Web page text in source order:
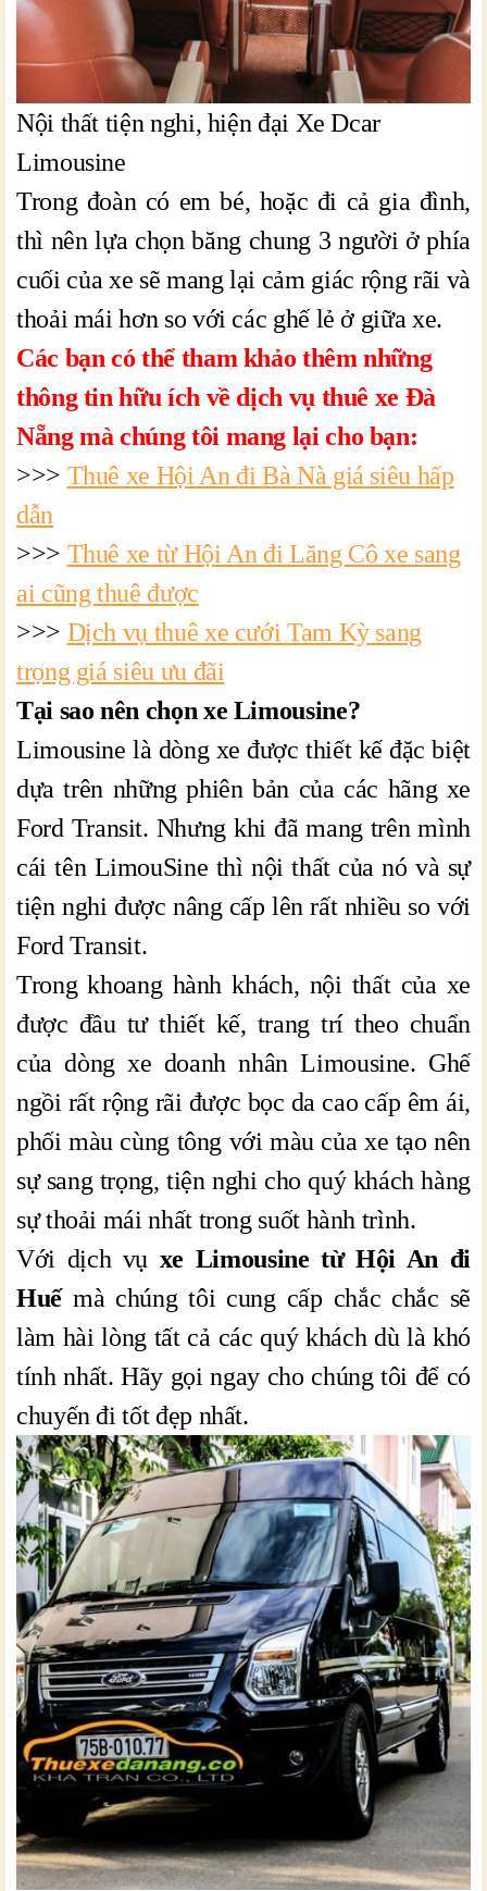
Nội thất tiện nghi, hiện đại Xe Dcar
Limousine
Trong đoàn có em bé, hoặc đi cả gia đình,
thì nên lựa chọn băng chung 3 người ở phía
cuối của xe sẽ mang lại cảm giác rộng rãi và
thoải mái hơn so với các ghế lẻ ở giữa xe.
Các bạn có thể tham khảo thêm những
thông tin hữu ích về dịch vụ thuê xe Đà
Nẵng mà chúng tôi mang lại cho bạn:
>>> Thuê xe Hội An đi Bà Nà giá siêu hấp
dẫn
>>> Thuê xe từ Hội An đi Lăng Cô xe sang
ai cũng thuê được
>>> Dịch vụ thuê xe cưới Tam Kỳ sang
trọng giá siêu ưu đãi
Tại sao nên chọn xe Limousine?
Limousine là dòng xe được thiết kế đặc biệt
dựa trên những phiên bản của các hãng xe
Ford Transit. Nhưng khi đã mang trên mình
cái tên LimouSine thì nội thất của nó và sự
tiện nghi được nâng cấp lên rất nhiều so với
Ford Transit.
Trong khoang hành khách, nội thất của xe
được đầu tư thiết kế, trang trí theo chuẩn
của dòng xe doanh nhân Limousine. Ghế
ngồi rất rộng rãi được bọc da cao cấp êm ái,
phối màu cùng tông với màu của xe tạo nên
sự sang trọng, tiện nghi cho quý khách hàng
sự thoải mái nhất trong suốt hành trình.
Với dịch vụ xe Limousine từ Hội An đi
Huếmà chúng tôi cung cấp chắc chắc sẽ
làm hài lòng tất cả các quý khách dù là khó
tính nhất. Hãy gọi ngay cho chúng tôi để có
chuyến đi tốt đẹp nhất.